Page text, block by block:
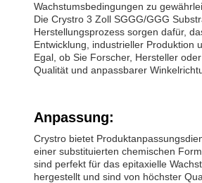
Wachstumsbedingungen zu
Die Crystro 3 Zoll SGGG/GGG
Herstellungsprozess sorgen dafür,
Entwicklung, industrieller Produktion
Egal, ob Sie Forscher, Hersteller
Qualität und anpassbarer
Anpassung:
Crystro bietet
einer substituierten chemischen
sind perfekt für das epitaxielle
hergestellt und sind von höchster